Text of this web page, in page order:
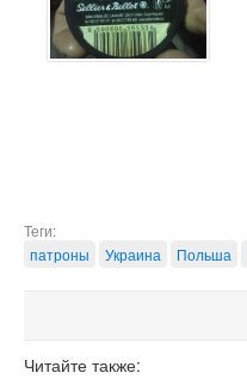
Теги:
патроны
Украина Польша
Читайте также: